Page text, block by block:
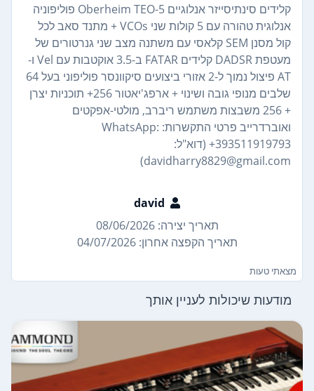
קלידים סינתיסייזר אנלוגיים Oberheim TEO-5 פוליפוניה
אנלוגית טהורה עם 5 קולות שני VCOs + מתנד סאב לכל
קול מסנן SEM קלאסי עם משתנה מצב שני גנרטורים של
מעטפת DADSR קלידים FATAR ב-3.5 אוקטבות עם Vel ו-
AT פיצול נמוך ל-2 אזורי ביצועים סיקוונסר פוליפוני בעל 64
שלבים מנופי גובה ושינוי + ארפג'יאטור 256+ תוכניות יצרן
+ 256 משבצות משתמש ריברב, מולטי-אפקטים
ואוברדרייב פרטי התקשרות: WhatsApp:
+393511919793 (דוא"ל:
davidharry8829@gmail.com)
david
תאריך יצירה: 08/06/2026
תאריך הקפצה אחרון: 04/07/2026
מצאתי טעות
מודעות שיכולות לעניין אותך